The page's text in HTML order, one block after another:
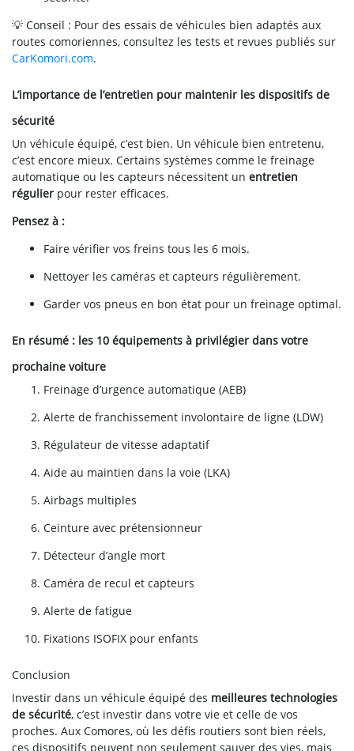
💡 Conseil : Pour des essais de véhicules bien adaptés aux
routes comoriennes, consultez les tests et revues publiés sur
CarKomori.com.
L’importance de l’entretien pour maintenir les dispositifs de
sécurité
Un véhicule équipé, c’est bien. Un véhicule bien entretenu,
c’est encore mieux. Certains systèmes comme le freinage
automatique ou les capteurs nécessitent un entretien
régulier pour rester efficaces.
Pensez à :
Faire vérifier vos freins tous les 6 mois.
Nettoyer les caméras et capteurs régulièrement.
Garder vos pneus en bon état pour un freinage optimal.
En résumé : les 10 équipements à privilégier dans votre
prochaine voiture
Freinage d’urgence automatique (AEB)
Alerte de franchissement involontaire de ligne (LDW)
Régulateur de vitesse adaptatif
Aide au maintien dans la voie (LKA)
Airbags multiples
Ceinture avec prétensionneur
Détecteur d’angle mort
Caméra de recul et capteurs
Alerte de fatigue
Fixations ISOFIX pour enfants
Conclusion
Investir dans un véhicule équipé des meilleures technologies
de sécurité, c’est investir dans votre vie et celle de vos
proches. Aux Comores, où les défis routiers sont bien réels,
ces dispositifs peuvent non seulement sauver des vies, mais